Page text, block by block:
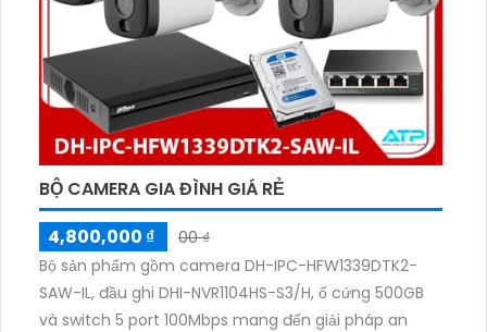
BỘ CAMERA GIA ĐÌNH GIÁ RẺ
4,800,000 ₫
00 ₫
Bộ sản phẩm gồm camera DH-IPC-HFW1339DTK2-
SAW-IL, đầu ghi DHI-NVR1104HS-S3/H, ổ cứng 500GB
và switch 5 port 100Mbps mang đến giải pháp an